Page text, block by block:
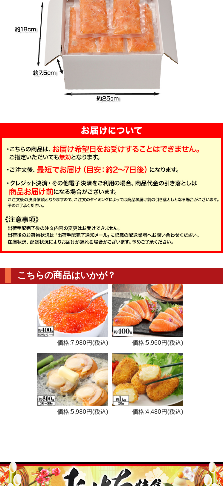
こちらの商品はいかが？
価格:7,980円(税込) 価格:5,960円(税込)
価格:5,980円(税込) 価格:4,480円(税込)